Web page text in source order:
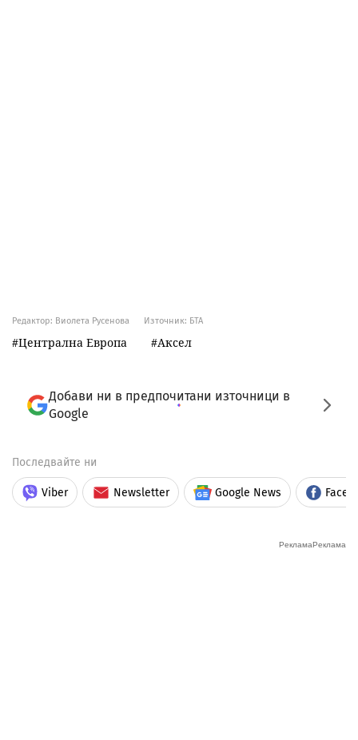
Редактор: Виолета Русенова Източник: БТА
Централна Европа Аксел
Добави ни в предпочитани източници в
Google
Последвайте ни
Viber Newsletter Google News